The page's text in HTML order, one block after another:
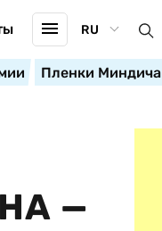
RU
Пленки Миндича
—